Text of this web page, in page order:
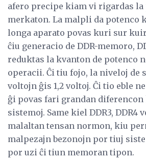
afero precipe kiam vi rigardas la
merkaton. La malpli da potenco
longa aparato povas kuri sur
ĉiu generacio de DDR-memoro,
reduktas la kvanton de potenco
operacii. Ĉi tiu fojo, la niveloj de
voltojn ĝis 1,2 voltoj. Ĉi tio eble
ĝi povas fari grandan
sistemoj. Same kiel DDR3, DDR4
malaltan tensan normon, kiu
malpezajn bezonojn por tiuj
por uzi ĉi tiun memoran tipon.